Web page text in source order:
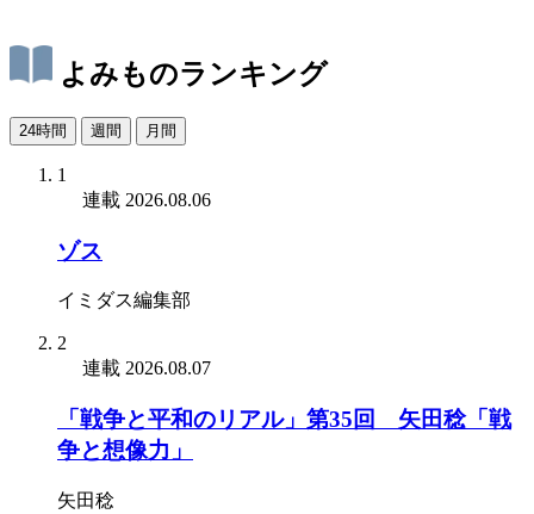
よみものランキング
24時間 週間 月間
1
連載 2026.08.06
ゾス
イミダス編集部
2
連載 2026.08.07
「戦争と平和のリアル」第35回 矢田稔「戦
争と想像力」
矢田稔